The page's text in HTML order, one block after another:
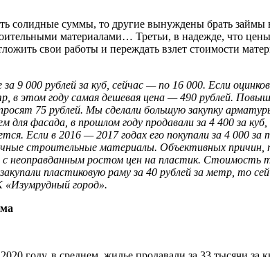
солидные суммы, то другие вынуждены брать займы
материалами… Третьи, в надежде, что
свои работы и переждать взлет стоимости
9 000 рублей за куб, сейчас — по 16 000. Если
этом году самая дешевая цена — 490 рублей.
75 рублей. Мы сделали большую закупку
фасада, в прошлом году продавали за 4 400 за
Если в 2016 — 2017 годах его покупали за 4 000 за
строительные материалы. Объективных
ростом цен на пластик. Стоимость
пластиковую раму за 40 рублей за метр, то
город».